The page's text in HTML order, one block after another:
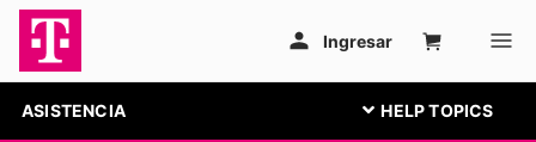
ASISTENCIA